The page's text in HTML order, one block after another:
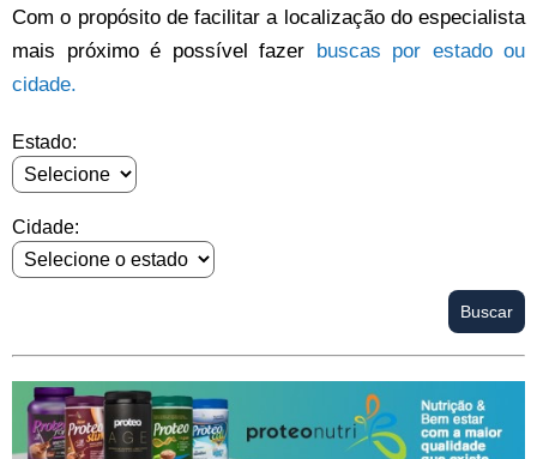
Com o propósito de facilitar a localização do especialista
mais próximo é possível fazer buscas por estado ou
cidade.
Estado:
Cidade: